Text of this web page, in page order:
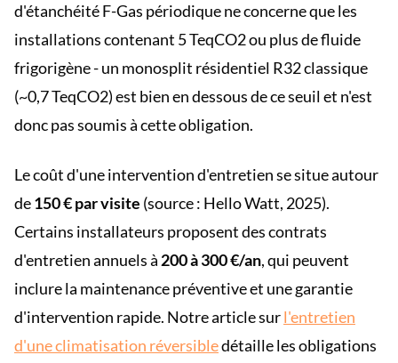
d'étanchéité F-Gas périodique ne concerne que les
installations contenant 5 TeqCO2 ou plus de fluide
frigorigène - un monosplit résidentiel R32 classique
(~0,7 TeqCO2) est bien en dessous de ce seuil et n'est
donc pas soumis à cette obligation.
Le coût d'une intervention d'entretien se situe autour
de150 € par visite (source : Hello Watt, 2025).
Certains installateurs proposent des contrats
d'entretien annuels à 200 à 300 €/an, qui peuvent
inclure la maintenance préventive et une garantie
d'intervention rapide. Notre article surl'entretien
d'une climatisation réversibledétaille les obligations